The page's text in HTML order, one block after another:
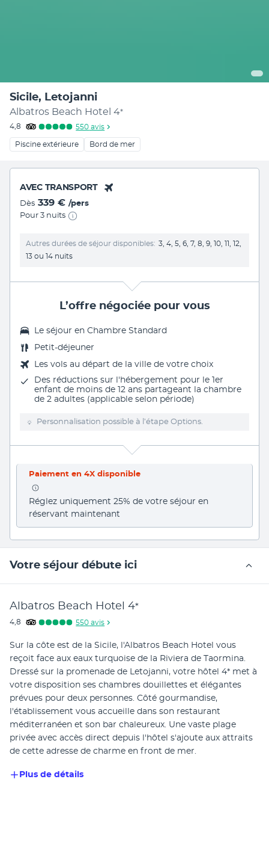
Sicile, Letojanni
Albatros Beach Hotel 4*
4,8 550 avis
Piscine extérieure Bord de mer
AVEC TRANSPORT
Dès 339 € /pers
Pour 3 nuits
Autres durées de séjour disponibles
3, 4, 5, 6, 7, 8, 9, 10, 11, 12,
13 ou 14 nuits
L’offre négociée pour vous
Le séjour en Chambre Standard
Petit-déjeuner
Les vols au départ de la ville de votre choix
Des réductions sur l'hébergement pour le 1er
enfant de moins de 12 ans partageant la chambre
de 2 adultes (applicable selon période)
Personnalisation possible à l’étape Options.
Paiement en 4X disponible
Réglez uniquement 25% de votre séjour en
réservant maintenant
Votre séjour débute ici
Albatros Beach Hotel 4*
4,8 550 avis
Sur la côte est de la Sicile, l'Albatros Beach Hotel vous
reçoit face aux eaux turquoise de la Riviera de Taormina.
Dressé sur la promenade de Letojanni, votre hôtel 4* met à
votre disposition ses chambres douillettes et élégantes
prévues pour deux personnes. Côté gourmandise,
l'établissement vous accueille dans son restaurant
méditerranéen et son bar chaleureux. Une vaste plage
privée avec accès direct depuis l'hôtel s'ajoute aux attraits
de cette adresse de charme en front de mer.
Plus de détails